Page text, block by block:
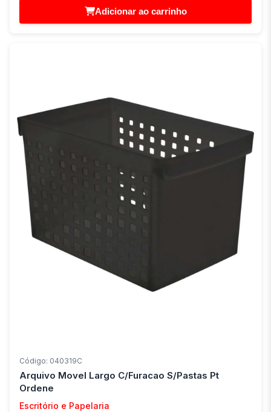
Adicionar ao carrinho
Código: 040319C
Arquivo Movel Largo C/Furacao S/Pastas Pt
Ordene
Escritório e Papelaria